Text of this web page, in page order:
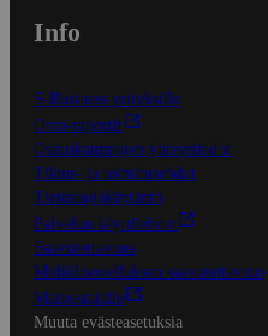
Info
S-Business yrityksille
Oiva-raportit
Osuuskauppojen yhteystiedot
Tilaus- ja toimitusehdot
Tietosuojakäytäntö
Palvelun käyttöehdot
Saavutettavuus
Mobiilisovelluksen saavutettavuus
Mainostajalle
Muuta evästeasetuksia